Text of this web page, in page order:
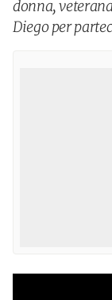
donna,
Diego per